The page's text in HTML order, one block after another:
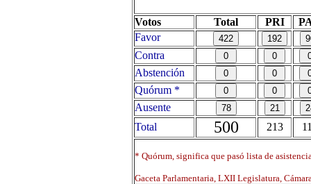
Votos Total PRI
Favor
Contra
Abstención
Quórum *
Ausente
Total
500 213
* Quórum, significa que pasó lista de
Gaceta Parlamentaria, LXII Legislatura,